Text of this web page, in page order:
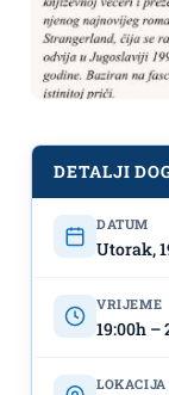
autorke
DETALJI
DATUM
Utorak,
VRIJEME
19:00h –
LOKACIJA